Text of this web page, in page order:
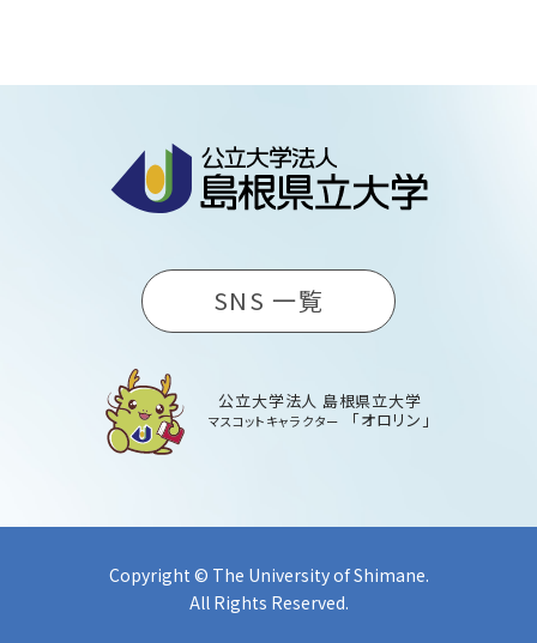
SNS 一覧
公立大学法人 島根県立大学
マスコットキャラクター 「オロリン」
Copyright © The University of Shimane.
All Rights Reserved.